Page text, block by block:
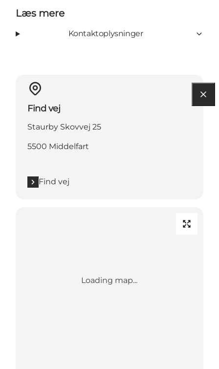
Læs mere
Kontaktoplysninger
Find vej
Staurby Skovvej 25
5500 Middelfart
Find vej
Loading map...